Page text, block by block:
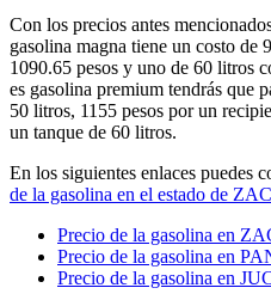
Con los precios antes
gasolina magna tiene un costo de
1090.65 pesos y uno de 60 litros
es gasolina premium tendrás que
50 litros, 1155 pesos por un
un tanque de 60 litros.
En los siguientes enlaces puedes
de la gasolina en el estado de
Precio de la gasolina en
Precio de la gasolina en
Precio de la gasolina en